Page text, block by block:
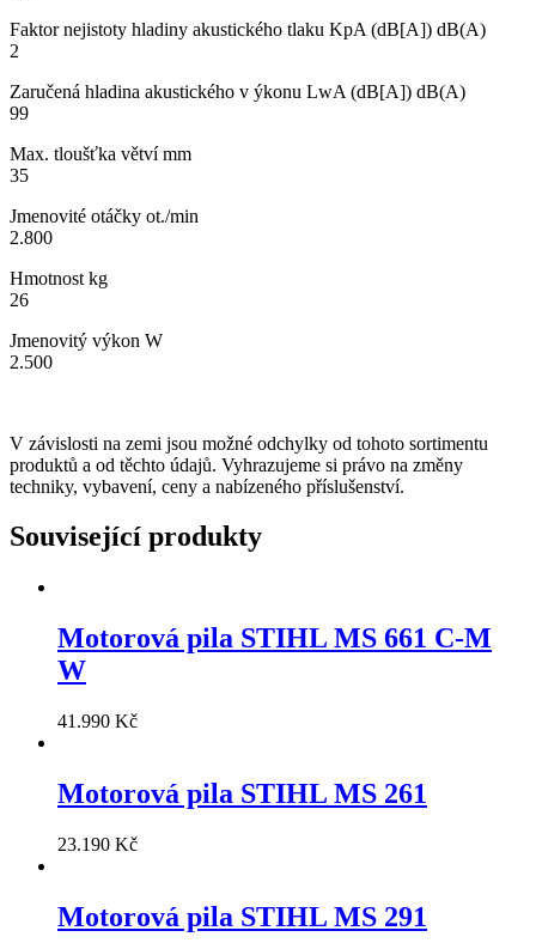
Faktor nejistoty hladiny akustického tlaku KpA (dB[A]) dB(A)
2
Zaručená hladina akustického v ýkonu LwA (dB[A]) dB(A)
99
Max. tloušťka větví mm
35
Jmenovité otáčky ot./min
2.800
Hmotnost kg
26
Jmenovitý výkon W
2.500
V závislosti na zemi jsou možné odchylky od tohoto sortimentu
produktů a od těchto údajů. Vyhrazujeme si právo na změny
techniky, vybavení, ceny a nabízeného příslušenství.
Související produkty
Motorová pila STIHL MS 661 C-M
W
41.990 Kč
Motorová pila STIHL MS 261
23.190 Kč
Motorová pila STIHL MS 291